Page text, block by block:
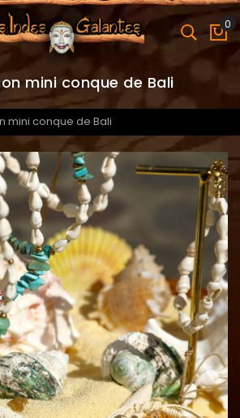
0
mini conque de Bali
mini conque de Bali